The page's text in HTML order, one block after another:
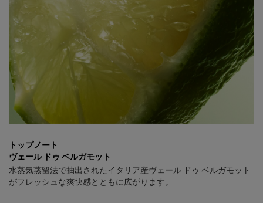
トップノート
ヴェール ドゥ ベルガモット
水蒸気蒸留法で抽出されたイタリア産ヴェール ドゥ ベルガモット
がフレッシュな爽快感とともに広がります。